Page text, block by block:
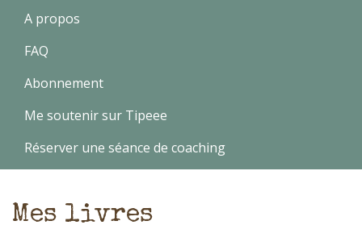
A propos
FAQ
Abonnement
Me soutenir sur Tipeee
Réserver une séance de coaching
Mes livres